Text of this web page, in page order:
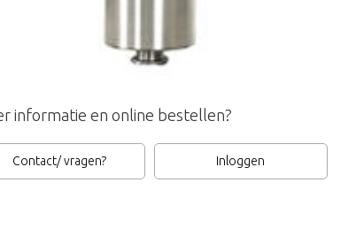
informatie en online bestellen?
Contact/ vragen? Inloggen